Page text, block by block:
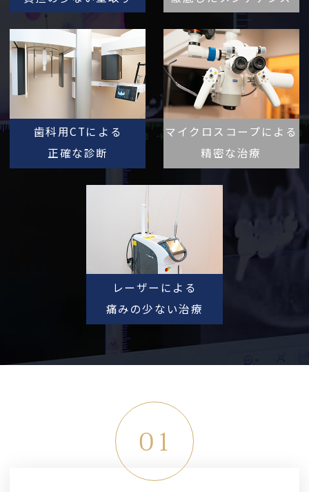
歯科用CTによる
正確な診断
マイクロスコープによる
精密な治療
レーザーによる
痛みの少ない治療
01